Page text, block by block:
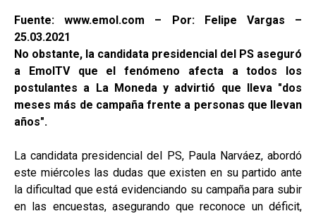
Fuente: www.emol.com – Por: Felipe Vargas –
25.03.2021
No obstante, la candidata presidencial del PS aseguró
a EmolTV que el fenómeno afecta a todos los
postulantes a La Moneda y advirtió que lleva "dos
meses más de campaña frente a personas que llevan
años".
La candidata presidencial del PS, Paula Narváez, abordó
este miércoles las dudas que existen en su partido ante
la dificultad que está evidenciando su campaña para subir
en las encuestas, asegurando que reconoce un déficit,